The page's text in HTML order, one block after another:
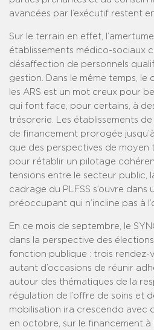
avancées par l’exécutif restent
Sur le terrain en effet,
établissements médico-sociaux
désaffection de personnels
gestion. Dans le même temps,
les ARS est un mot creux pour
qui font face, pour certains, à
trésorerie. Les établissements
de financement prorogée
que des perspectives de moyen
pour rétablir un pilotage
tensions entre le secteur public,
cadrage du PLFSS s’ouvre
préoccupant qui n’incline pas à
En ce mois de septembre, le
dans la perspective des
fonction publique : trois rendez-
autant d’occasions de réunir
autour des thématiques de la
régulation de l’offre de soins et
mobilisation ira crescendo avec
en octobre, sur le financement à